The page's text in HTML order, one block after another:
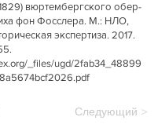
вюртембергского обер-
фон Фосслера. М.: НЛО,
экспертиза. 2017.
_files/ugd/2fab34_48899
Следующий >